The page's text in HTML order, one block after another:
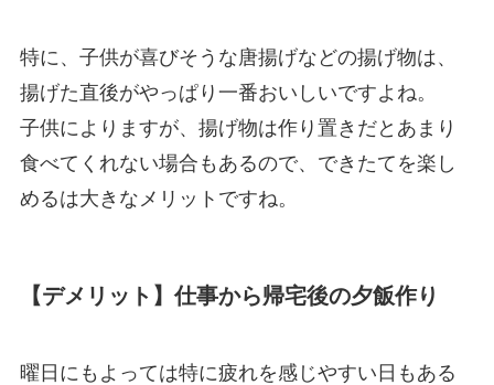
特に、子供が喜びそうな唐揚げなどの揚げ物は、
揚げた直後がやっぱり一番おいしいですよね。
子供によりますが、揚げ物は作り置きだとあまり
食べてくれない場合もあるので、できたてを楽し
めるは大きなメリットですね。
【デメリット】仕事から帰宅後の夕飯作り
曜日にもよっては特に疲れを感じやすい日もある